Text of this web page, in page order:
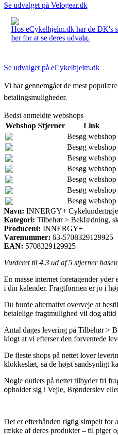
Se udvalget på Velogear.dk
Hos eCykelhjelm.dk har de DK's
her for at se deres udvalg.
Se udvalget på eCykelhjelm.dk
Vi har gennemgået de mest
betalingsmuligheder.
Bedst anmeldte webshops
Webshop Stjerner
Link
Besøg webshop
Besøg webshop
Besøg webshop
Besøg webshop
Besøg webshop
Besøg webshop
Besøg webshop
Navn: INNERGY+ Cykelundertrøje
Kategori: Tilbehør > Beklædning,
Producent: INNERGY+
Varenummer: 63-5708329129925
EAN: 5708329129925
Vurderet til 4.3 ud af 5 stjerner
En masse internet foretagender
i din kalender. Fragtformen er jo i
Du burde alternativt overveje at
betalelige fragtmulighed vil dog altid
Antal dages levering på Tilbehør >
klogt at vi efterser den forventede
De fleste shops på nettet lover
klokkeslæt, så de højst sandsynligt
Nogle outlets på nettet tilbyder fri
opholder sig i Vejle, Brønderslev
Det er efterhånden rigtig simpelt for
række af deres produkter – til piger